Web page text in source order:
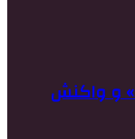
و واکنش